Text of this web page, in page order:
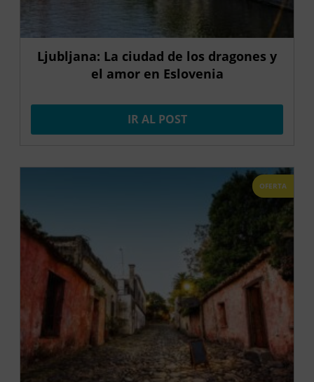
Ljubljana: La ciudad de los dragones y
el amor en Eslovenia
IR AL POST
OFERTA